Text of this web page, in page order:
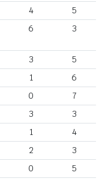
4 5
6 3
3 5
1
6
0
7
3 3
1 4
2 3
0 5